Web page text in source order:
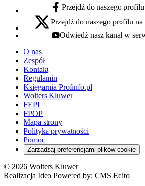
facebook - otwiera się w nowej karcie
Przejdź do naszego
x - otwiera się w nowej karcie
Przejdź do naszego profilu
youtube - otwiera się w nowej karcie
Odwiedź nasz kanał w
O nas
Zespół
Kontakt
Regulamin
Księgarnia Profinfo.pl
Wolters Kluwer
FEPI
FPOP
Mapa strony
Polityka prywatności
Pomoc
Zarządzaj preferencjami plików cookie
© 2026 Wolters Kluwer
Realizacja Ideo Powered by: CMS Edito